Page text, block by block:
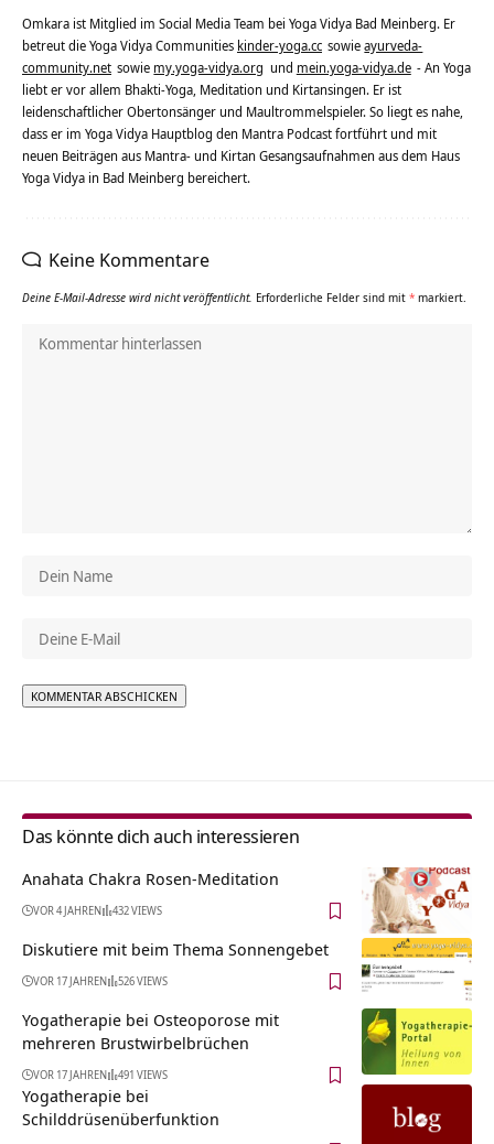
Omkara ist Mitglied im Social Media Team bei Yoga Vidya Bad Meinberg. Er
betreut die Yoga Vidya Communities kinder-yoga.cc sowieayurveda-
community.net sowie my.yoga-vidya.org und mein.yoga-vidya.de - An Yoga
liebt er vor allem Bhakti-Yoga, Meditation und Kirtansingen. Er ist
leidenschaftlicher Obertonsänger und Maultrommelspieler. So liegt es nahe,
dass er im Yoga Vidya Hauptblog den Mantra Podcast fortführt und mit
neuen Beiträgen aus Mantra- und Kirtan Gesangsaufnahmen aus dem Haus
Yoga Vidya in Bad Meinberg bereichert.
Keine Kommentare
Deine E-Mail-Adresse wird nicht veröffentlicht. Erforderliche Felder sind mit * markiert.
Das könnte dich auch interessieren
Anahata Chakra Rosen-Meditation
VOR 4 JAHREN 432 VIEWS
Diskutiere mit beim Thema Sonnengebet
VOR 17 JAHREN 526 VIEWS
Yogatherapie bei Osteoporose mit
mehreren Brustwirbelbrüchen
VOR 17 JAHREN 491 VIEWS
Yogatherapie bei
Schilddrüsenüberfunktion